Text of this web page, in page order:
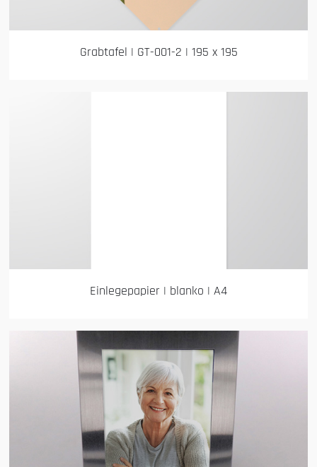
Grabtafel | GT-001-2 | 195 x 195
Einlegepapier | blanko | A4